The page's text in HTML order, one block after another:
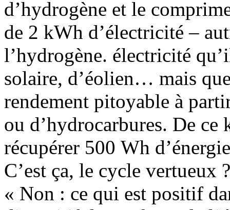
d’hydrogène et le
de 2 kWh d’électricité –
l’hydrogène. électricité
solaire, d’éolien… mais
rendement pitoyable à
ou d’hydrocarbures. De ce
récupérer 500 Wh
C’est ça, le cycle
« Non : ce qui est positif